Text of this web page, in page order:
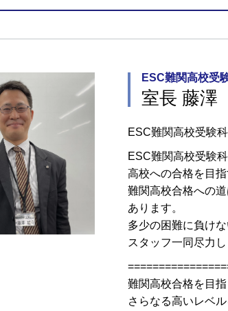
ESC難関高校受
室長 藤澤
ESC難関高校受験
ESC難関高校受験
高校への合格を目指
難関高校合格への
あります。
多少の困難に負け
スタッフ一同尽力
難関高校合格を目
さらなる高いレベ